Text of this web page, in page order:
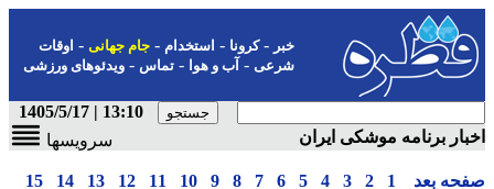
-کرونا-استخدام- جام جهانی-اوقات
شرعی-آب و هوا-تماس-ویدئوهای ورزشی
13:10 | 1405/5/17
برنامه موشکی ایران
سرویسها
بعد 1
2
3
4
5
6
7
8
9
10
11
12
13
14
15